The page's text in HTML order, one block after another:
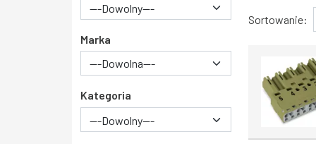
---Dowolny---
Marka
Kategoria
---Dowolny---
Wyniki
Sortowanie: